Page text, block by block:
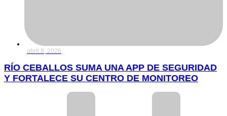
abril 8, 2026
RÍO CEBALLOS SUMA UNA APP DE SEGURIDAD
Y FORTALECE SU CENTRO DE MONITOREO